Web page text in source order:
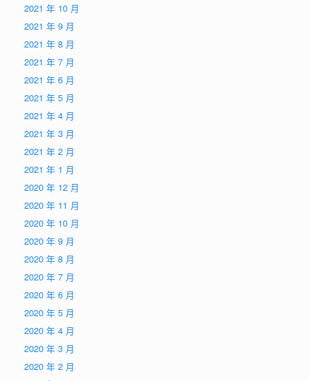
2021 年 10 月
2021 年 9 月
2021 年 8 月
2021 年 7 月
2021 年 6 月
2021 年 5 月
2021 年 4 月
2021 年 3 月
2021 年 2 月
2021 年 1 月
2020 年 12 月
2020 年 11 月
2020 年 10 月
2020 年 9 月
2020 年 8 月
2020 年 7 月
2020 年 6 月
2020 年 5 月
2020 年 4 月
2020 年 3 月
2020 年 2 月